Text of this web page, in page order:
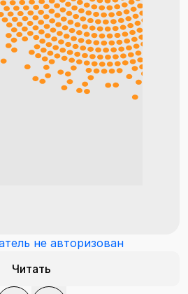
не авторизован
Читать